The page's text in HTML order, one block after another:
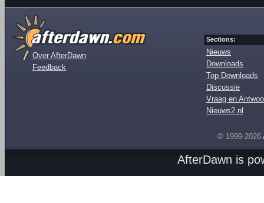
Over AfterDawn
Feedback
Sections:
Nieuws
Downloads
Top Downloads
Discussie
Vraag en
Nieuws2.nl
© 1999-2026
AfterDawn is